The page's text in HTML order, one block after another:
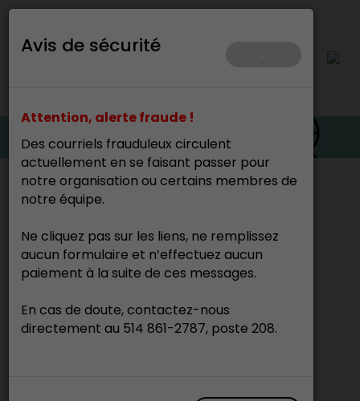
Avis de sécurité
Attention, alerte fraude !
Des courriels frauduleux circulent
actuellement en se faisant passer pour
notre organisation ou certains membres de
notre équipe.
Ne cliquez pas sur les liens, ne remplissez
aucun formulaire et n’effectuez aucun
paiement à la suite de ces messages.
En cas de doute, contactez-nous
directement au 514 861-2787, poste 208.
Accueil>
Marie-France Kech
Peintre